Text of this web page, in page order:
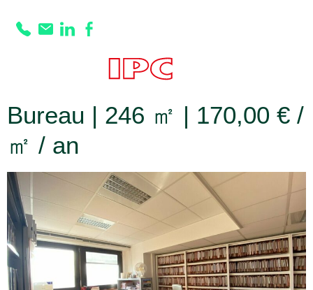
Prestation :
de bureaux :9
Bureau | 246 ㎡ | 170,00 € /
㎡ / an